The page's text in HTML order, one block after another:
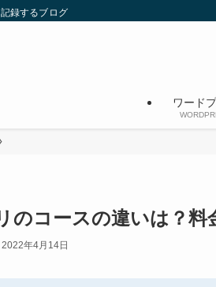
録するブログ
ワード
のコースの違いは？料
2022年4月14日